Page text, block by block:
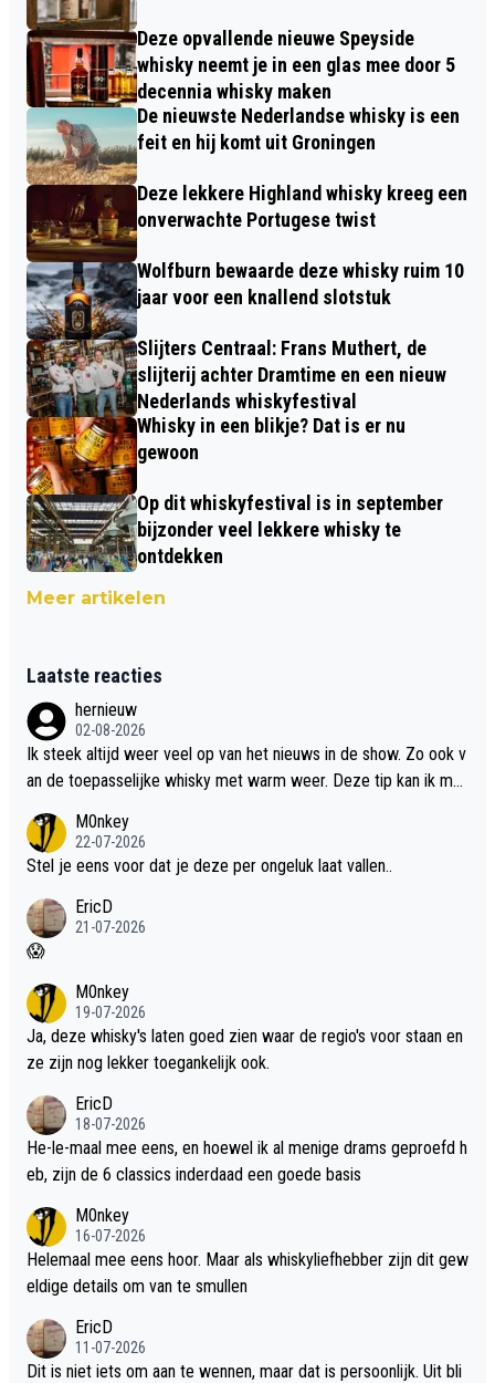
Deze opvallende nieuwe Speyside
whisky neemt je in een glas mee door 5
decennia whisky maken
De nieuwste Nederlandse whisky is een
feit en hij komt uit Groningen
Deze lekkere Highland whisky kreeg een
onverwachte Portugese twist
Wolfburn bewaarde deze whisky ruim 10
jaar voor een knallend slotstuk
Slijters Centraal: Frans Muthert, de
slijterij achter Dramtime en een nieuw
Nederlands whiskyfestival
Whisky in een blikje? Dat is er nu
gewoon
Op dit whiskyfestival is in september
bijzonder veel lekkere whisky te
ontdekken
Meer artikelen
Laatste reacties
hernieuw
02-08-2026
Ik steek altijd weer veel op van het nieuws in de show. Zo ook v
an de toepasselijke whisky met warm weer. Deze tip kan ik met
M0nkey
22-07-2026
Stel je eens voor dat je deze per ongeluk laat vallen..
EricD
21-07-2026
😱
M0nkey
19-07-2026
Ja, deze whisky's laten goed zien waar de regio's voor staan en
ze zijn nog lekker toegankelijk ook.
EricD
18-07-2026
He-le-maal mee eens, en hoewel ik al menige drams geproefd h
eb, zijn de 6 classics inderdaad een goede basis
M0nkey
16-07-2026
Helemaal mee eens hoor. Maar als whiskyliefhebber zijn dit gew
eldige details om van te smullen
EricD
11-07-2026
Dit is niet iets om aan te wennen, maar dat is persoonlijk. Uit bli